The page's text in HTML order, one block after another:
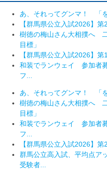
あ、それってグンマ！ 「
【群馬県公立入試2026】
樹徳の梅山さん大相撲へ
目標」
【群馬県公立入試2026】
和装でランウェイ 参加者
フ...
あ、それってグンマ！ 「
樹徳の梅山さん大相撲へ
目標」
和装でランウェイ 参加者
フ...
【群馬県公立入試2026】
群馬公立高入試、平均点
受験者...